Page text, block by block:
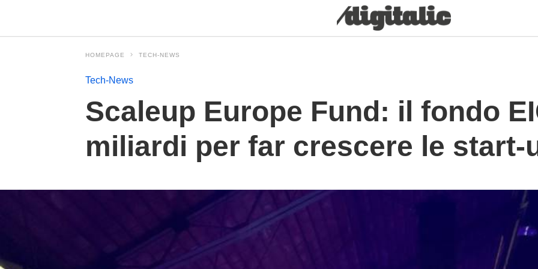
HOMEPAGE TECH-NEWS
Tech-News
Scaleup Europe Fund: il fondo
miliardi per far crescere le start-